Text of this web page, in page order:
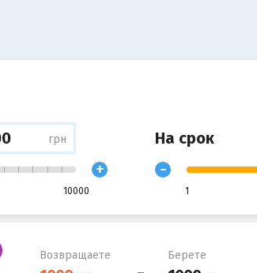
грн
10000
+
На срок
-
1
Возвращаете Берете